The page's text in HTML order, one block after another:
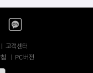
고객센터
PC 버전